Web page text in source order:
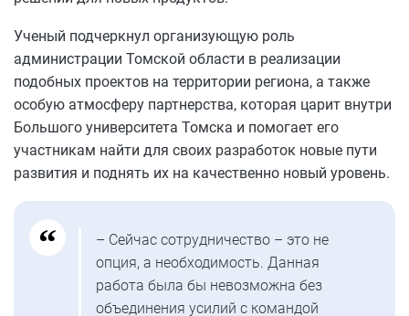
Ученый подчеркнул организующую роль
администрации Томской области в реализации
подобных проектов на территории региона, а также
особую атмосферу партнерства, которая царит внутри
Большого университета Томска и помогает его
участникам найти для своих разработок новые пути
развития и поднять их на качественно новый уровень.
– Сейчас сотрудничество – это не
опция, а необходимость. Данная
работа была бы невозможна без
объединения усилий с командой